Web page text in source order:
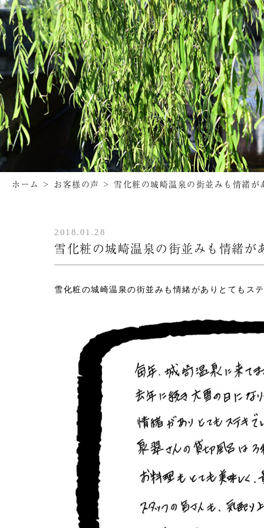
ホーム > お客様の声 > 雪化粧の城崎温泉の街並みも情緒が
2018.01.28
雪化粧の城崎温泉の街並みも情緒が
雪化粧の城崎温泉の街並みも情緒がありとてもス